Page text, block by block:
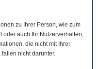
zu Ihrer Person, wie zum
oder auch Ihr Nutzerverhalten,
die nicht mit Ihrer
fallen nicht darunter.